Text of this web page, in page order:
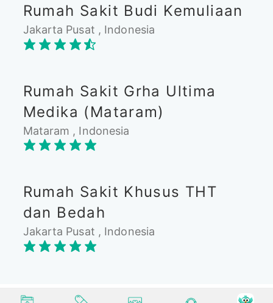
Rumah Sakit Budi Kemuliaan
Jakarta Pusat , Indonesia
Rumah Sakit Grha Ultima
Medika (Mataram)
Mataram , Indonesia
Rumah Sakit Khusus THT
dan Bedah
Jakarta Pusat , Indonesia